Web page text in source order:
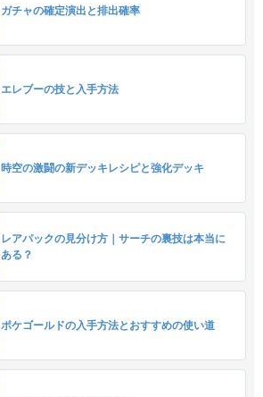
ガチャの確定演出と排出確率
エレブーの技と入手方法
時空の激闘の新デッキレシピと強化デッキ
レアパックの見分け方｜サーチの裏技は本当に
ある？
ポケゴールドの入手方法とおすすめの使い道